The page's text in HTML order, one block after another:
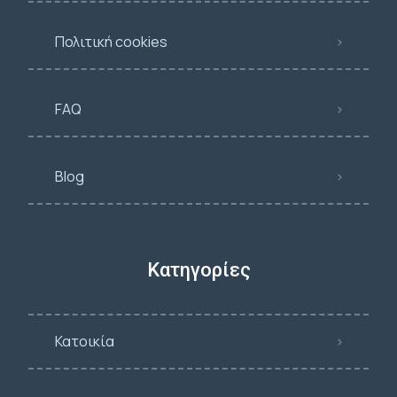
Πολιτική cookies
FAQ
Blog
Κατηγορίες
Κατοικία